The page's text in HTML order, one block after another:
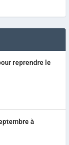
reprendre le
à